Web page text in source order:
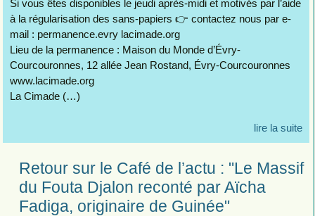
Si vous êtes disponibles le jeudi après-midi et motivés par l’aide
à la régularisation des sans-papiers 👉 contactez nous par e-
mail : permanence.evry lacimade.org
Lieu de la permanence : Maison du Monde d’Évry-
Courcouronnes, 12 allée Jean Rostand, Évry-Courcouronnes
www.lacimade.org
La Cimade (…)
lire la suite
Retour sur le Café de l’actu : "Le Massif
du Fouta Djalon reconté par Aïcha
Fadiga, originaire de Guinée"